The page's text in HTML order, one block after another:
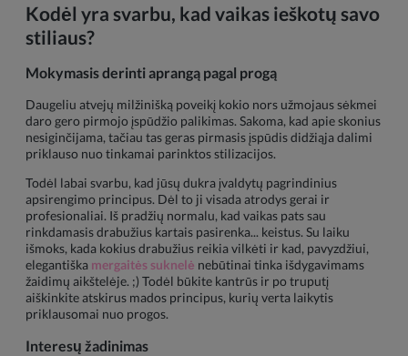
Kodėl yra svarbu, kad vaikas ieškotų savo
stiliaus?
Mokymasis derinti aprangą pagal progą
Daugeliu atvejų milžinišką poveikį kokio nors užmojaus sėkmei
daro gero pirmojo įspūdžio palikimas. Sakoma, kad apie skonius
nesiginčijama, tačiau tas geras pirmasis įspūdis didžiąja dalimi
priklauso nuo tinkamai parinktos stilizacijos.
Todėl labai svarbu, kad jūsų dukra įvaldytų pagrindinius
apsirengimo principus. Dėl to ji visada atrodys gerai ir
profesionaliai. Iš pradžių normalu, kad vaikas pats sau
rinkdamasis drabužius kartais pasirenka... keistus. Su laiku
išmoks, kada kokius drabužius reikia vilkėti ir kad, pavyzdžiui,
elegantiška mergaitės suknelė nebūtinai tinka išdygavimams
žaidimų aikštelėje. ;) Todėl būkite kantrūs ir po truputį
aiškinkite atskirus mados principus, kurių verta laikytis
priklausomai nuo progos.
Interesų žadinimas